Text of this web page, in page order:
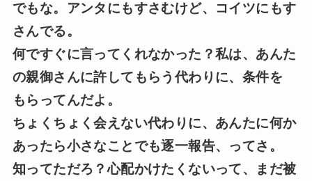
でもな。アンタにもすさむけど、コイツにもす
さんでる。
何ですぐに言ってくれなかった？私は、あんた
の親御さんに許してもらう代わりに、条件を
もらってんだよ。
ちょくちょく会えない代わりに、あんたに何か
あったら小さなことでも逐一報告、ってさ。
知ってただろ？心配かけたくないって、まだ被